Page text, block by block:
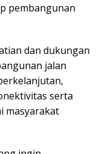
pembangunan
dan dukungan
jalan
serta
masyarakat